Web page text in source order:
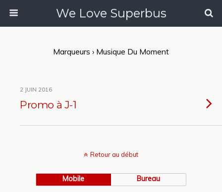
We Love Superbus
Marqueurs › Musique Du Moment
2 JUIN 2016
Promo à J-1
Retour au début
Mobile Bureau